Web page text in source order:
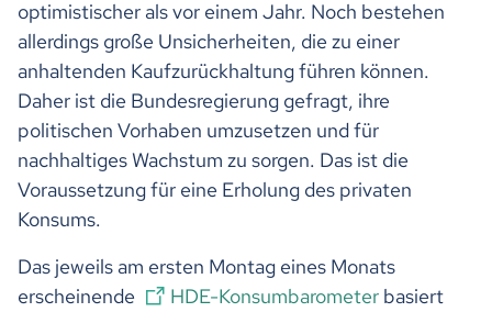
optimistischer als vor einem Jahr. Noch bestehen
allerdings große Unsicherheiten, die zu einer
anhaltenden Kaufzurückhaltung führen können.
Daher ist die Bundesregierung gefragt, ihre
politischen Vorhaben umzusetzen und für
nachhaltiges Wachstum zu sorgen. Das ist die
Voraussetzung für eine Erholung des privaten
Konsums.
Das jeweils am ersten Montag eines Monats
erscheinende
HDE-Konsumbarometer basiert